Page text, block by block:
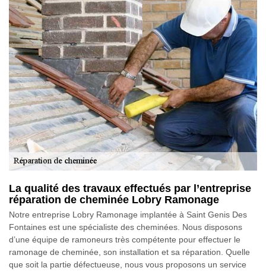
La qualité des travaux effectués par l’entreprise
réparation de cheminée Lobry Ramonage
Notre entreprise Lobry Ramonage implantée à Saint Genis Des
Fontaines est une spécialiste des cheminées. Nous disposons
d’une équipe de ramoneurs très compétente pour effectuer le
ramonage de cheminée, son installation et sa réparation. Quelle
que soit la partie défectueuse, nous vous proposons un service